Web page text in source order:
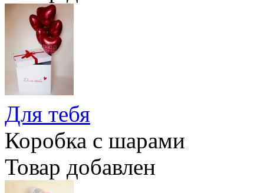
Для тебя
Коробка с шарами
Товар добавлен